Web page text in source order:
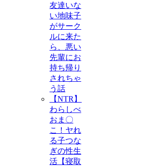
友達いな
い地味子
がサーク
ルに来た
ら、悪い
先輩にお
持ち帰り
されちゃ
う話
【NTR】
わらしべ
おま〇
こ！ヤれ
る子つな
ぎの性生
活【寝取